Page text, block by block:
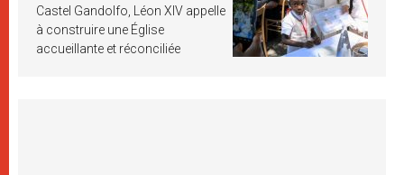
Castel Gandolfo, Léon XIV appelle
à construire une Église
accueillante et réconciliée